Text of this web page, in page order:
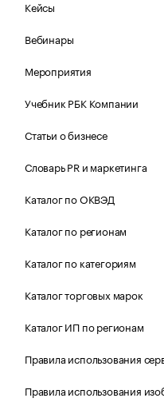
Кейсы
Вебинары
Мероприятия
Учебник РБК Компании
Статьи о бизнесе
Словарь PR и маркетинга
Каталог по ОКВЭД
Каталог по регионам
Каталог по категориям
Каталог торговых марок
Каталог ИП по регионам
Правила использования
Правила использования